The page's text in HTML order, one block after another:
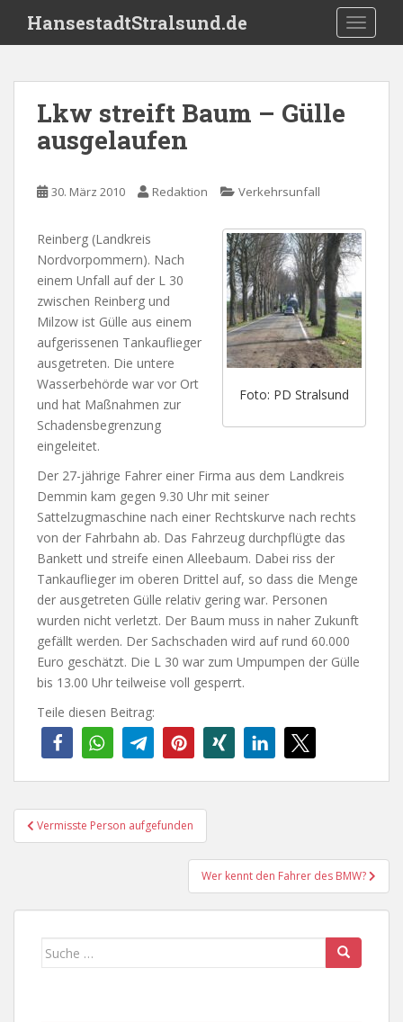
i
HansestadtStralsund.de
Lkw streift Baum – Gülle
ausgelaufen
30. März 2010 Redaktion Verkehrsunfall
Foto: PD Stralsund
Reinberg (Landkreis
Nordvorpommern). Nach
einem Unfall auf der L 30
zwischen Reinberg und
Milzow ist Gülle aus einem
aufgerissenen Tankauflieger
ausgetreten. Die untere
Wasserbehörde war vor Ort
und hat Maßnahmen zur
Schadensbegrenzung
eingeleitet.
Der 27-jährige Fahrer einer Firma aus dem Landkreis
Demmin kam gegen 9.30 Uhr mit seiner
Sattelzugmaschine nach einer Rechtskurve nach rechts
von der Fahrbahn ab. Das Fahrzeug durchpflügte das
Bankett und streife einen Alleebaum. Dabei riss der
Tankauflieger im oberen Drittel auf, so dass die Menge
der ausgetreten Gülle relativ gering war. Personen
wurden nicht verletzt. Der Baum muss in naher Zukunft
gefällt werden. Der Sachschaden wird auf rund 60.000
Euro geschätzt. Die L 30 war zum Umpumpen der Gülle
bis 13.00 Uhr teilweise voll gesperrt.
Teile diesen Beitrag:
Beitragsnavigation
Vermisste Person aufgefunden
Wer kennt den Fahrer des BMW?
Suche